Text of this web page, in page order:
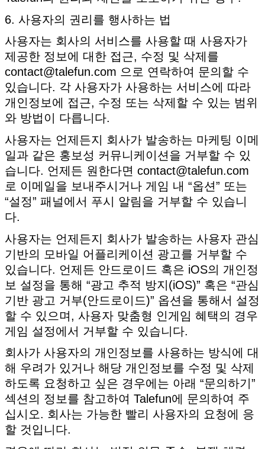
6. 사용자의 권리를 행사하는 법
사용자는 회사의 서비스를 사용할 때 사용자가
제공한 정보에 대한 접근, 수정 및 삭제를
contact@talefun.com 으로 연락하여 문의할 수
있습니다. 각 사용자가 사용하는 서비스에 따라
개인정보에 접근, 수정 또는 삭제할 수 있는 범위
와 방법이 다릅니다.
사용자는 언제든지 회사가 발송하는 마케팅 이메
일과 같은 홍보성 커뮤니케이션을 거부할 수 있
습니다. 언제든 원한다면 contact@talefun.com
로 이메일을 보내주시거나 게임 내 “옵션” 또는
“설정” 패널에서 푸시 알림을 거부할 수 있습니
다.
사용자는 언제든지 회사가 발송하는 사용자 관심
기반의 모바일 어플리케이션 광고를 거부할 수
있습니다. 언제든 안드로이드 혹은 iOS의 개인정
보 설정을 통해 “광고 추적 방지(iOS)” 혹은 “관심
기반 광고 거부(안드로이드)” 옵션을 통해서 설정
할 수 있으며, 사용자 맞춤형 인게임 혜택의 경우
게임 설정에서 거부할 수 있습니다.
회사가 사용자의 개인정보를 사용하는 방식에 대
해 우려가 있거나 해당 개인정보를 수정 및 삭제
하도록 요청하고 싶은 경우에는 아래 “문의하기”
섹션의 정보를 참고하여 Talefun에 문의하여 주
십시오. 회사는 가능한 빨리 사용자의 요청에 응
할 것입니다.